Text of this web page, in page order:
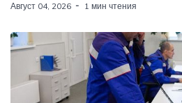
Август 04, 2026 1 мин чтения